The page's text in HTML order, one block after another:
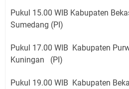
Pukul 15.00 WIB Kabupaten
Sumedang (PI)
Pukul 17.00 WIB Kabupaten
Kuningan (PI)
Pukul 19.00 WIB Kabupaten